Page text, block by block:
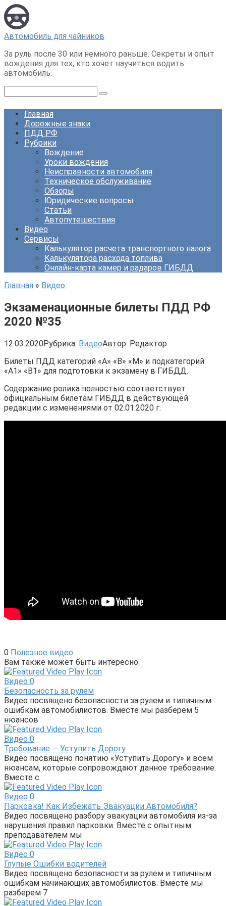
Перейти
к
контенту
Автомобиль для чайников
За руль после 30 или немного раньше. Секреты и опыт
вождения для тех, кто хочет научиться водить
автомобиль.
Главная
Дорожные знаки
ПДД РФ
Рубрики
Вождение
Уроки вождения
Неисправности автомобиля
Техническое обслуживание
Обзоры
Юридические вопросы
Статьи
Автопутешествия
Видео
Сервисы
Калькулятор расчета транспортного налога
Калькулятора расхода топлива
Онлайн-карта камер и радаров ГИБДД
Главная » Видео
Экзаменационные билеты ПДД РФ
2020 №35
12.03.2020Рубрика: ВидеоАвтор: Редактор
Билеты ПДД категорий «А» «В» «M» и подкатегорий
«A1» «B1» для подготовки к экзамену в ГИБДД.
Содержание ролика полностью соответствует
официальным билетам ГИБДД в действующей
редакции с изменениями от 02.01.2020 г.
0 Полезное видео
Вам также может быть интересно
Видео 0
Безопасность за рулем
Видео посвящено безопасности за рулем и типичным
ошибкам автомобилистов. Вместе мы разберем 5
нюансов
Видео 0
Требование — Уступить Дорогу
Видео посвящено понятию «Уступить Дорогу» и всем
нюансам, которые сопровождают данное требование.
Вместе с
Видео 0
Парковка! Как Избежать Эвакуации Автомобиля?
Видео посвящено разбору эвакуации автомобиля из-за
нарушения правил парковки. Вместе с опытным
преподавателем мы
Видео 0
Глупые Ошибки водителей
Видео посвящено безопасности за рулем и типичным
ошибкам начинающих автомобилистов. Вместе мы
разберем 7